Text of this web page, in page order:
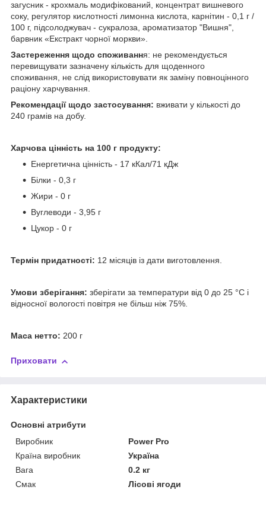
загусник - крохмаль модифікований, концентрат вишневого
соку, регулятор кислотності лимонна кислота, карнітин - 0,1 г /
100 г, підсолоджувач - сукралоза, ароматизатор "Вишня",
барвник «Екстракт чорної моркви».
Застереження щодо споживання: не рекомендується
перевищувати зазначену кількість для щоденного
споживання, не слід використовувати як заміну повноцінного
раціону харчування.
Рекомендації щодо застосування: вживати у кількості до
240 грамів на добу.
Харчова цінність на 100 г продукту:
Енергетична цінність - 17 кКал/71 кДж
Білки - 0,3 г
Жири - 0 г
Вуглеводи - 3,95 г
Цукор - 0 г
Термін придатності: 12 місяців із дати виготовлення.
Умови зберігання: зберігати за температури від 0 до 25 °C і
відносної вологості повітря не більш ніж 75%.
Маса нетто: 200 г
Приховати
Характеристики
Основні атрибути
Виробник
Power Pro
Країна виробник
Україна
Вага
0.2 кг
Смак
Лісові ягоди